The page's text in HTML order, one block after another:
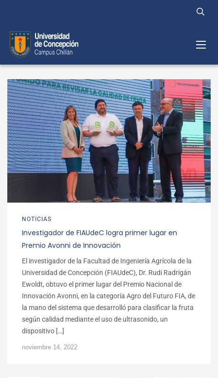
NOTICIAS
Investigador de FIAUdeC logra primer lugar en
Premio Avonni de Innovación
El investigador de la Facultad de Ingeniería Agrícola de la
Universidad de Concepción (FIAUdeC), Dr. Rudi Radrigán
Ewoldt, obtuvo el primer lugar del Premio Nacional de
Innovación Avonni, en la categoría Agro del Futuro FIA, de
la mano del sistema que desarrolló para clasificar la fruta
según calidad mediante el uso de ultrasonido, un
dispositivo […]
noviembre 14, 2022